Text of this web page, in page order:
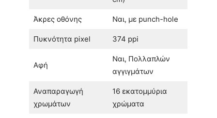
Άκρες οθόνης Ναι, με punch-hole
Πυκνότητα pixel 374 ppi
Αφή
Ναι, Πολλαπλών
αγγιγμάτων
Αναπαραγωγή
χρωμάτων
16 εκατομμύρια
χρώματα